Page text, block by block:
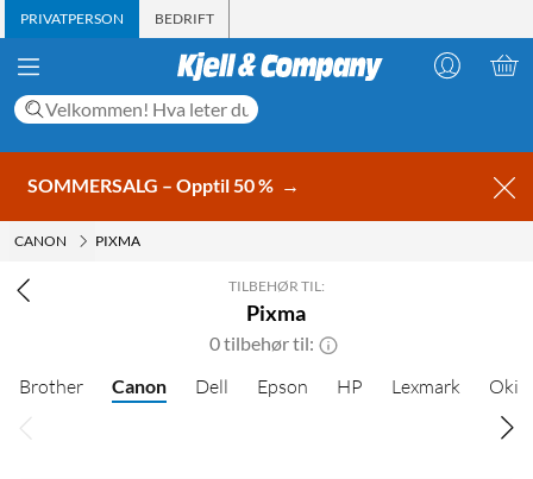
PRIVATPERSON BEDRIFT
SOMMERSALG – Opptil 50 % →
CANON PIXMA
TILBEHØR TIL:
Pixma
0 tilbehør til:
Brother Canon Dell Epson HP Lexmark Oki